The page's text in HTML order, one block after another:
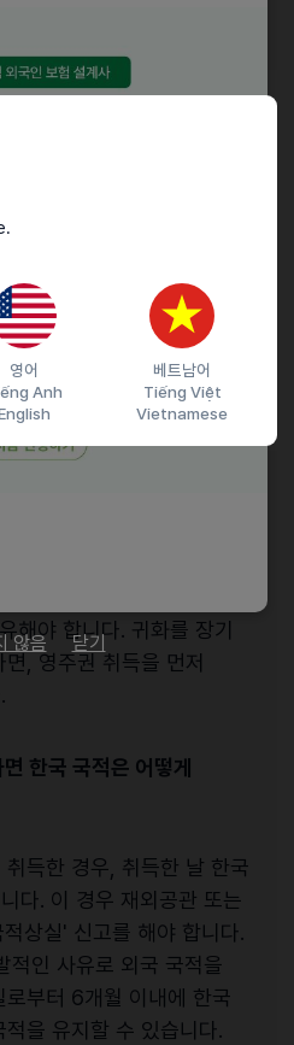
영어
Anh
베트남어
Tiếng Việt
Vietnamese
야 하나요?
부터 15일 이내(F-4
관할 출입국·외국인관서
에 체류지 변경 신고를 해야
으로 신고하셔야 합니다.
해야 합니다. 귀화를 장기
, 영주권 취득을 먼저
한국 국적은 어떻게
득한 경우, 취득한 날 한국
다. 이 경우 재외공관 또는
상실' 신고를 해야 합니다.
적인 사유로 외국 국적을
부터 6개월 이내에 한국
을 유지할 수 있습니다.
않음 닫기